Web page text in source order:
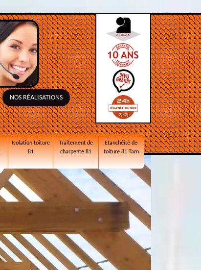
NOS RÉALISATIONS
Isolation toiture
81
Traitement de
charpente 81
Etanchéité de
toiture 81 Tarn